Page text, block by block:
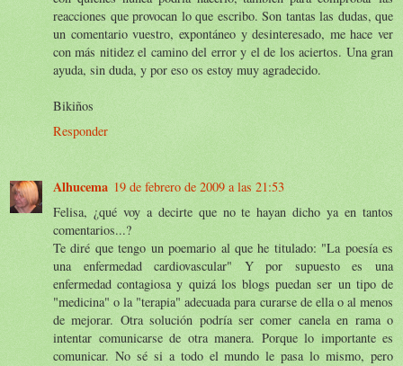
reacciones que provocan lo que escribo. Son tantas las dudas, que
un comentario vuestro, expontáneo y desinteresado, me hace ver
con más nitidez el camino del error y el de los aciertos. Una gran
ayuda, sin duda, y por eso os estoy muy agradecido.
Bikiños
Responder
Alhucema 19 de febrero de 2009 a las 21:53
Felisa, ¿qué voy a decirte que no te hayan dicho ya en tantos
comentarios...?
Te diré que tengo un poemario al que he titulado: "La poesía es
una enfermedad cardiovascular" Y por supuesto es una
enfermedad contagiosa y quizá los blogs puedan ser un tipo de
"medicina" o la "terapia" adecuada para curarse de ella o al menos
de mejorar. Otra solución podría ser comer canela en rama o
intentar comunicarse de otra manera. Porque lo importante es
comunicar. No sé si a todo el mundo le pasa lo mismo, pero